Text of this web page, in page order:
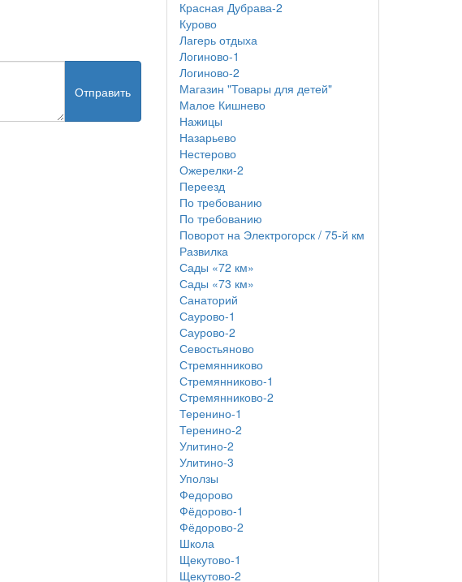
Отправить
Красная Дубрава-2
Курово
Лагерь отдыха
Логиново-1
Логиново-2
Магазин "Товары для детей"
Малое Кишнево
Нажицы
Назарьево
Нестерово
Ожерелки-2
Переезд
По требованию
По требованию
Поворот на Электрогорск / 75-й км
Развилка
Сады «72 км»
Сады «73 км»
Санаторий
Саурово-1
Саурово-2
Севостьяново
Стремянниково
Стремянниково-1
Стремянниково-2
Теренино-1
Теренино-2
Улитино-2
Улитино-3
Уползы
Федорово
Фёдорово-1
Фёдорово-2
Школа
Щекутово-1
Щекутово-2